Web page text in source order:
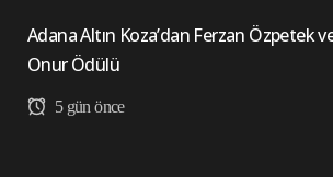
Adana Altın Koza’dan Ferzan Özpetek
Onur Ödülü
5 gün önce